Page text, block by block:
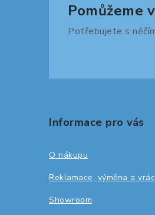
Pomůžeme
Potřebujete s
Informace pro vás
O nákupu
Reklamace, výměna a
Showroom